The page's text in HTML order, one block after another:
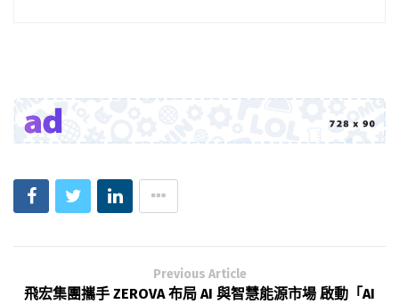
Previous Article
飛宏集團攜手 ZEROVA 布局 AI 與智慧能源市場 啟動「AI